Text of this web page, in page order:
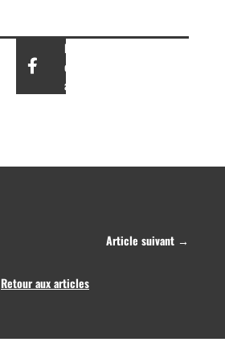
Partagez
cet
article
Article suivant →
Retour aux articles